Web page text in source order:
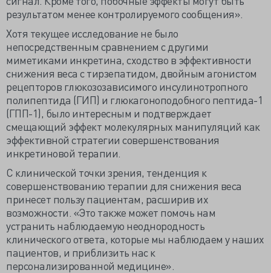
результатом менее контролируемого сообщения».
Хотя текущее исследование не было
непосредственным сравнением с другими
миметиками инкретина, сходство в эффективности
снижения веса с тирзепатидом, двойным агонистом
рецепторов глюкозозависимого инсулинотропного
полипептида (ГИП) и глюкагоноподобного пептида-1
(ГПП-1), было интересным и подтверждает
смещающий эффект молекулярных манипуляций как
эффективной стратегии совершенствования
инкретиновой терапии.
С клинической точки зрения, тенденция к
совершенствованию терапии для снижения веса
принесет пользу пациентам, расширив их
возможности. «Это также может помочь нам
устранить наблюдаемую неоднородность
клинического ответа, которые мы наблюдаем у наших
пациентов, и приблизить нас к
персонализированной медицине».